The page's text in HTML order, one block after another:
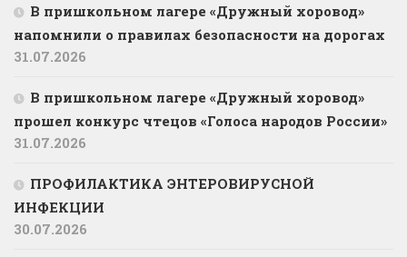
В пришкольном лагере «Дружный хоровод»
напомнили о правилах безопасности на дорогах
31.07.2026
В пришкольном лагере «Дружный хоровод»
прошел конкурс чтецов «Голоса народов России»
31.07.2026
ПРОФИЛАКТИКА ЭНТЕРОВИРУСНОЙ
ИНФЕКЦИИ
30.07.2026